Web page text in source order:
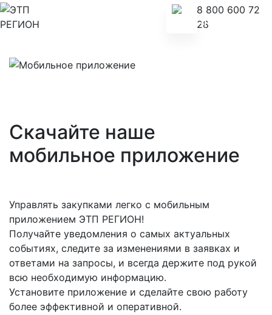
8 800 600 72
28
Скачайте наше
мобильное приложение
Управлять закупками легко с мобильным
приложением ЭТП РЕГИОН!
Получайте уведомления о самых актуальных
событиях, следите за изменениями в заявках и
ответами на запросы, и всегда держите под рукой
всю необходимую информацию.
Установите приложение и сделайте свою работу
более эффективной и оперативной.